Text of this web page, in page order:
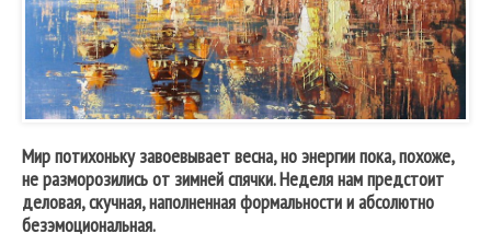
Мир потихоньку завоевывает весна, но энергии пока, похоже,
не разморозились от зимней спячки. Неделя нам предстоит
деловая, скучная, наполненная формальности и абсолютно
безэмоциональная.